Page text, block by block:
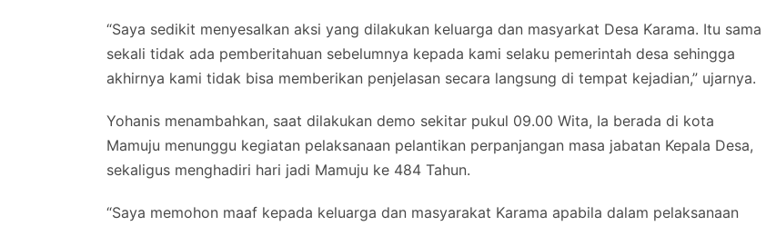
“Saya sedikit menyesalkan aksi yang dilakukan keluarga dan masyarkat Desa Karama. Itu sama
sekali tidak ada pemberitahuan sebelumnya kepada kami selaku pemerintah desa sehingga
akhirnya kami tidak bisa memberikan penjelasan secara langsung di tempat kejadian,” ujarnya.
Yohanis menambahkan, saat dilakukan demo sekitar pukul 09.00 Wita, Ia berada di kota
Mamuju menunggu kegiatan pelaksanaan pelantikan perpanjangan masa jabatan Kepala Desa,
sekaligus menghadiri hari jadi Mamuju ke 484 Tahun.
“Saya memohon maaf kepada keluarga dan masyarakat Karama apabila dalam pelaksanaan